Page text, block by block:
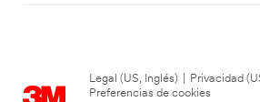
Legal (US, Inglés) Privacidad
Preferencias de cookies